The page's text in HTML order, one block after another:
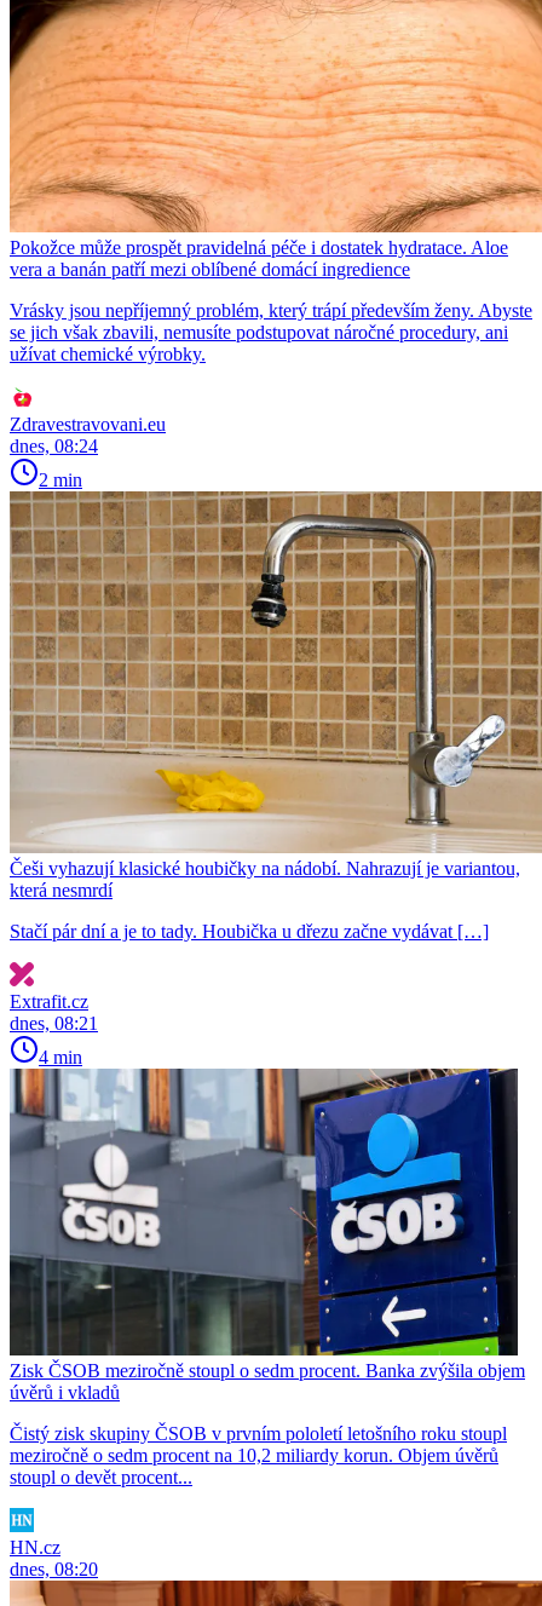
Pokožce může prospět pravidelná péče i dostatek hydratace. Aloe
vera a banán patří mezi oblíbené domácí ingredience
Vrásky jsou nepříjemný problém, který trápí především ženy. Abyste
se jich však zbavili, nemusíte podstupovat náročné procedury, ani
užívat chemické výrobky.
Zdravestravovani.eu
dnes, 08:24
2 min
Češi vyhazují klasické houbičky na nádobí. Nahrazují je variantou,
která nesmrdí
Stačí pár dní a je to tady. Houbička u dřezu začne vydávat […]
Extrafit.cz
dnes, 08:21
4 min
Zisk ČSOB meziročně stoupl o sedm procent. Banka zvýšila objem
úvěrů i vkladů
Čistý zisk skupiny ČSOB v prvním pololetí letošního roku stoupl
meziročně o sedm procent na 10,2 miliardy korun. Objem úvěrů
stoupl o devět procent...
HN.cz
dnes, 08:20